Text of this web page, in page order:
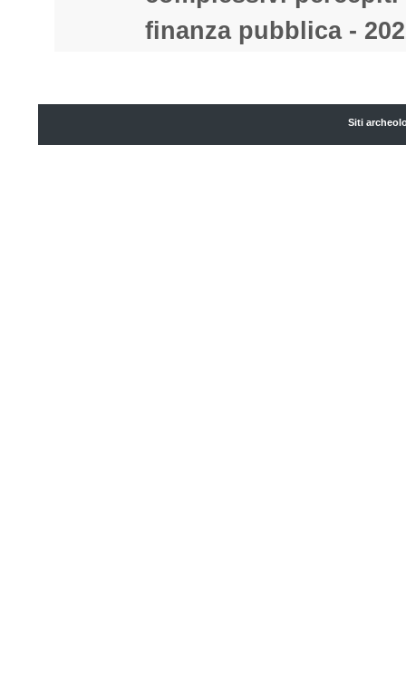
finanza pubblica -
Siti